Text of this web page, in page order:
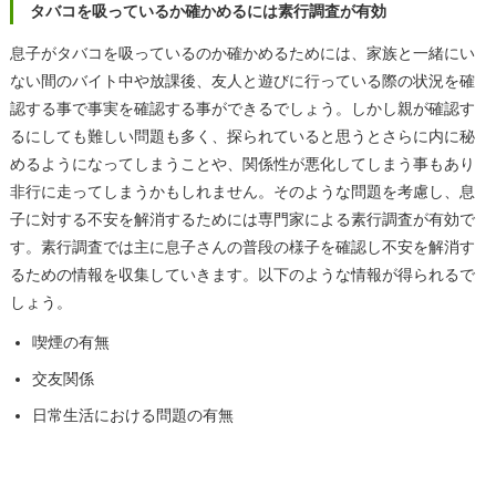
タバコを吸っているか確かめるには素行調査が有効
息子がタバコを吸っているのか確かめるためには、家族と一緒にい
ない間のバイト中や放課後、友人と遊びに行っている際の状況を確
認する事で事実を確認する事ができるでしょう。しかし親が確認す
るにしても難しい問題も多く、探られていると思うとさらに内に秘
めるようになってしまうことや、関係性が悪化してしまう事もあり
非行に走ってしまうかもしれません。そのような問題を考慮し、息
子に対する不安を解消するためには専門家による素行調査が有効で
す。素行調査では主に息子さんの普段の様子を確認し不安を解消す
るための情報を収集していきます。以下のような情報が得られるで
しょう。
喫煙の有無
交友関係
日常生活における問題の有無